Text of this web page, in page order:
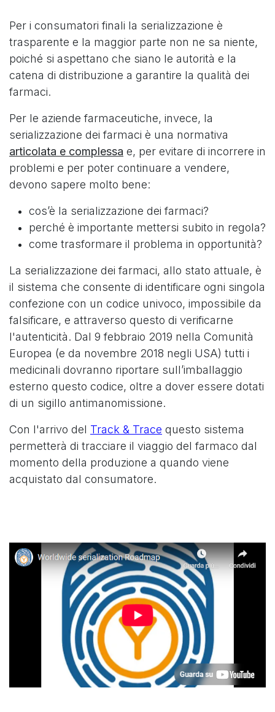
Per i consumatori finali la serializzazione è
trasparente e la maggior parte non ne sa niente,
poiché si aspettano che siano le autorità e la
catena di distribuzione a garantire la qualità dei
farmaci.
Per le aziende farmaceutiche, invece, la
serializzazione dei farmaci è una normativa
articolata e complessa e, per evitare di incorrere in
problemi e per poter continuare a vendere,
devono sapere molto bene:
cos’è la serializzazione dei farmaci?
perché è importante mettersi subito in regola?
come trasformare il problema in opportunità?
La serializzazione dei farmaci, allo stato attuale, è
il sistema che consente di identificare ogni singola
confezione con un codice univoco, impossibile da
falsificare, e attraverso questo di verificarne
l'autenticità. Dal 9 febbraio 2019 nella Comunità
Europea (e da novembre 2018 negli USA) tutti i
medicinali dovranno riportare sull’imballaggio
esterno questo codice, oltre a dover essere dotati
di un sigillo antimanomissione.
Con l'arrivo del Track & Trace questo sistema
permetterà di tracciare il viaggio del farmaco dal
momento della produzione a quando viene
acquistato dal consumatore.